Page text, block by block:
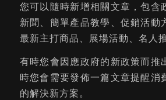
您可以隨時新增相關文章，包含
新聞、簡單產品教學、促銷活動
最新主打商品、展場活動、名人
有時您會因應政府的新政策而推
時您會需要發佈一篇文章提醒消
的解決新方案。